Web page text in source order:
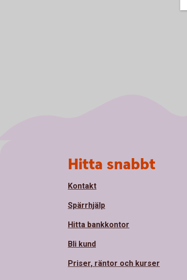
Hitta snabbt
Kontakt
Spärrhjälp
Hitta bankkontor
Bli kund
Priser, räntor och kurser